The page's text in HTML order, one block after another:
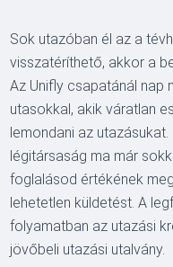
Sok utazóban él az a
visszatéríthető, akkor a
Az Unifly csapatánál nap
utasokkal, akik váratlan
lemondani az
légitársaság ma már
foglalásod értékének
lehetetlen küldetést. A
folyamatban az utazási
jövőbeli utazási utalvány.